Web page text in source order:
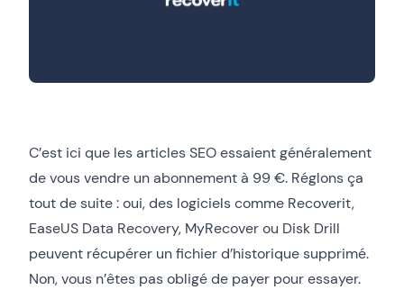
C’est ici que les articles SEO essaient généralement
de vous vendre un abonnement à 99 €. Réglons ça
tout de suite : oui, des logiciels comme Recoverit,
EaseUS Data Recovery, MyRecover ou Disk Drill
peuvent récupérer un fichier d’historique supprimé.
Non, vous n’êtes pas obligé de payer pour essayer.